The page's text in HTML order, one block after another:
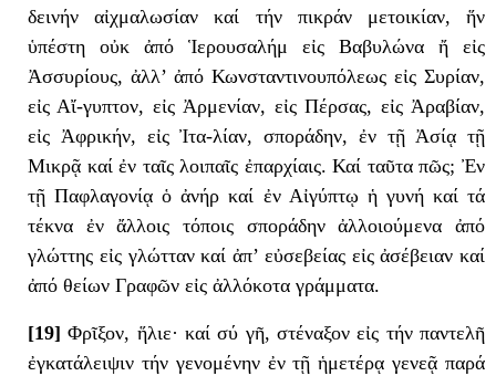
δεινήν αἰχμαλωσίαν καί τήν πικράν μετοικίαν, ἥν
ὑπέστη οὐκ ἀπό Ἱερουσαλήμ εἰς Βαβυλώνα ἤ εἰς
Ἀσσυρίους, ἀλλ’ ἀπό Κωνσταντινουπόλεως εἰς Συρίαν,
εἰς Αἴ-γυπτον, εἰς Ἀρμενίαν, εἰς Πέρσας, εἰς Ἀραβίαν,
εἰς Ἀφρικήν, εἰς Ἰτα-λίαν, σποράδην, ἐν τῇ Ἀσίᾳ τῇ
Μικρᾷ καί ἐν ταῖς λοιπαῖς ἐπαρχίαις. Καί ταῦτα πῶς; Ἐν
τῇ Παφλαγονίᾳ ὁ ἀνήρ καί ἐν Αἰγύπτῳ ἡ γυνή καί τά
τέκνα ἐν ἄλλοις τόποις σποράδην ἀλλοιούμενα ἀπό
γλώττης εἰς γλώτταν καί ἀπ’ εὐσεβείας εἰς ἀσέβειαν καί
ἀπό θείων Γραφῶν εἰς ἀλλόκοτα γράμματα.
[19]Φρῖξον, ἥλιε· καί σύ γῆ, στέναξον εἰς τήν παντελῆ
ἐγκατάλειψιν τήν γενομένην ἐν τῇ ἡμετέρᾳ γενεᾷ παρά